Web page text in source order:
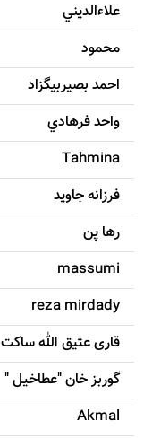
علاءالديني
محمود
احمد بصيربيگزاد
واحد فرهادي
Tahmina
فرزانه جاويد
رها پن
massumi
reza mirdady
قاری عتیق الله ساکت
گوربز خان "عطاخیل "
Akmal